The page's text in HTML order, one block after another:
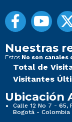
Nuestras
Estos No son canales
Total de
Visitantes
Ubicación
Calle 12 No 7 - 65,
Bogotá - Colombia